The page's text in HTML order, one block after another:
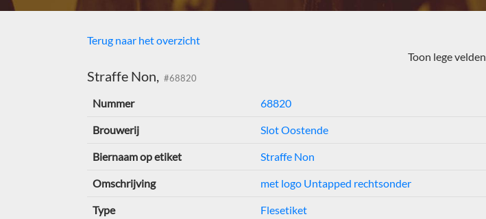
Terug naar het overzicht
Straffe Non, #68820
Toon lege velden
Nummer 68820
Brouwerij Slot Oostende
Biernaam op etiket Straffe Non
Omschrijving met logo Untapped rechtsonder
Type Flesetiket